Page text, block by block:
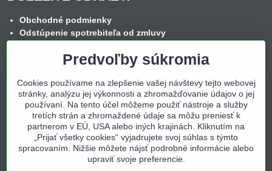
Obchodné podmienky
Odstúpenie spotrebiteľa od zmluvy
Reklamačný formulár
Spôsob platby
Nákup na splátky
Ochrana osobných údajov
Cookies
Kontakt
Predvoľby súkromia
Cookies používame na zlepšenie vašej návštevy tejto webovej
stránky, analýzu jej výkonnosti a zhromažďovanie údajov o jej
používaní. Na tento účel môžeme použiť nástroje a služby
tretích strán a zhromaždené údaje sa môžu preniesť k
partnerom v EÚ, USA alebo iných krajinách. Kliknutím na
„Prijať všetky cookies“ vyjadrujete svoj súhlas s týmto
spracovaním. Nižšie môžete nájsť podrobné informácie alebo
upraviť svoje preferencie.